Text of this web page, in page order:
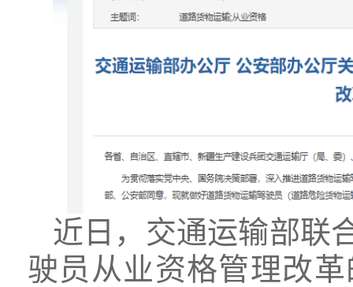
近日，交通运输部联
驶员从业资格管理改